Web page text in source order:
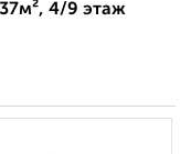
4/9 этаж